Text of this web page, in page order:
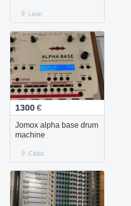
León
1300 €
Jomox alpha base drum
machine
Cádiz